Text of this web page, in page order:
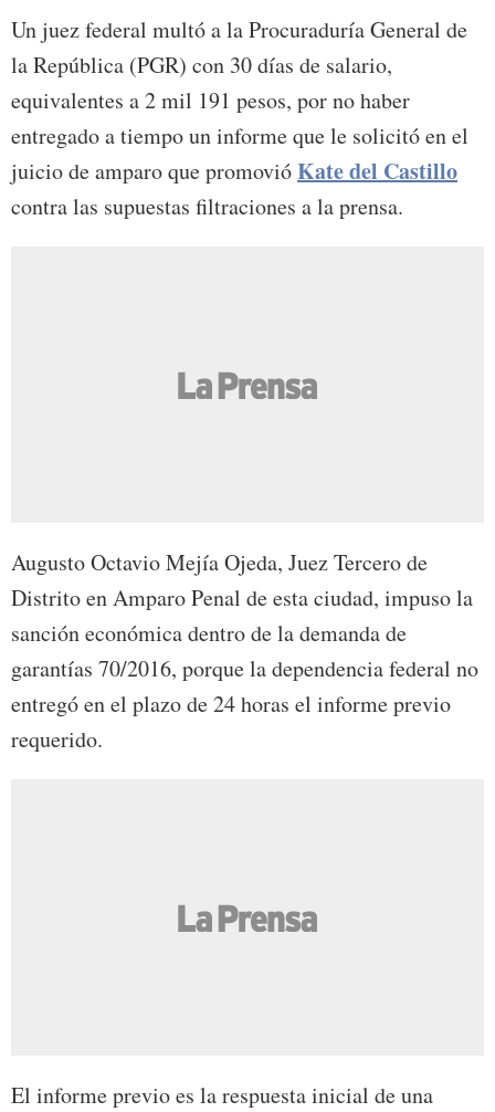
Un juez federal multó a la Procuraduría General de
la República (PGR) con 30 días de salario,
equivalentes a 2 mil 191 pesos, por no haber
entregado a tiempo un informe que le solicitó en el
juicio de amparo que promovióKate del Castillo
contra las supuestas filtraciones a la prensa.
Augusto Octavio Mejía Ojeda, Juez Tercero de
Distrito en Amparo Penal de esta ciudad, impuso la
sanción económica dentro de la demanda de
garantías 70/2016, porque la dependencia federal no
entregó en el plazo de 24 horas el informe previo
requerido.
El informe previo es la respuesta inicial de una